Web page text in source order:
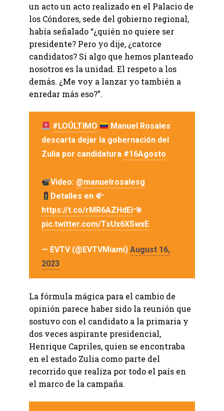
un acto un acto realizado en el Palacio de
los Cóndores, sede del gobierno regional,
había señalado “¿quién no quiere ser
presidente? Pero yo dije, ¿catorce
candidatos? Si algo que hemos planteado
nosotros es la unidad. El respeto a los
demás. ¿Me voy a lanzar yo también a
enredar más eso?”.
#LOÚLTIMO
Manuel Rosales
descarta dejar la gobernación del
Zulia por candidatura #16Agosto
Video: @manuelrosalesg
Detalles en
https://t.co/rMR6AZHdEi
pic.twitter.com/TsUx6XSwxE
— EVTV (@EVTVMiami) August 16,
2023
La fórmula mágica para el cambio de
opinión parece haber sido la reunión que
sostuvo con el candidato a la primaria y
dos veces aspirante presidencial,
Henrique Capriles, quien se encontraba
en el estado Zulia como parte del
recorrido que realiza por todo el país en
el marco de la campaña.